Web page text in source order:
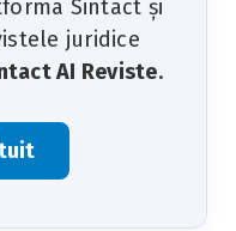
Sintact și
juridice
AI Reviste.